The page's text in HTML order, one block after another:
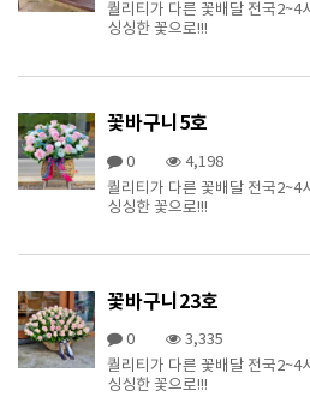
퀄리티가 다른 꽃배달 전국2~4
싱싱한 꽃으로!!!
꽃바구니5호
0
4,198
퀄리티가 다른 꽃배달 전국2~4
싱싱한 꽃으로!!!
꽃바구니23호
0
3,335
퀄리티가 다른 꽃배달 전국2~4
싱싱한 꽃으로!!!